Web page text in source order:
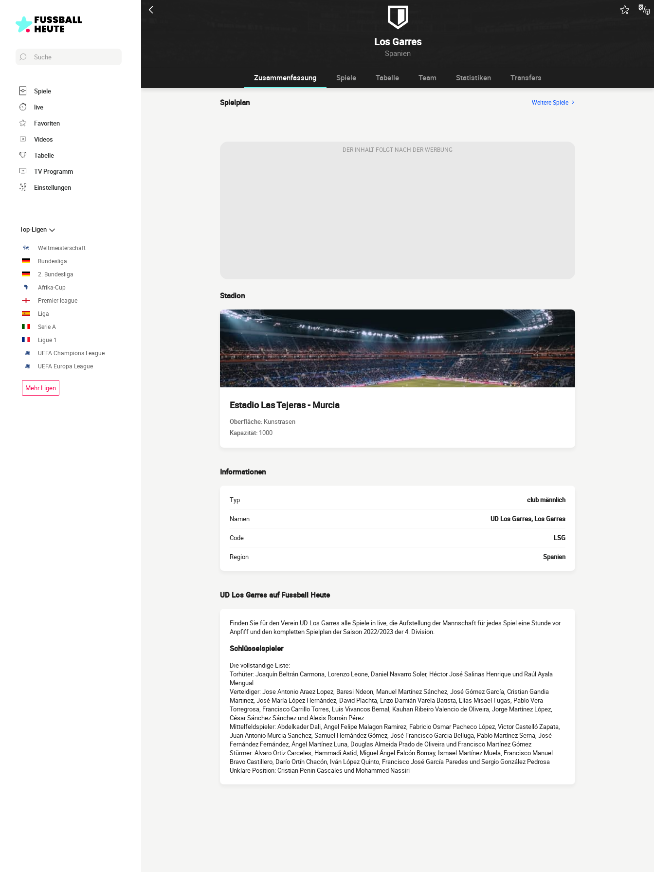
Los Garres
Spanien
Suche
Spiele
live
Favoriten
Videos
Tabelle
TV-Programm
Einstellungen
Top-Ligen
Weltmeisterschaft
Bundesliga
2. Bundesliga
Afrika-Cup
Premier league
Liga
Serie A
Ligue 1
UEFA Champions League
UEFA Europa League
Mehr Ligen
Zusammenfassung Spiele Tabelle Team Statistiken Transfers
Spielplan Weitere Spiele
DER INHALT FOLGT NACH DER WERBUNG
Stadion
Estadio Las Tejeras - Murcia
Oberfläche: Kunstrasen
Kapazität: 1000
Informationen
Typ club männlich
Namen UD Los Garres, Los Garres
Code LSG
Region Spanien
UD Los Garres auf Fussball Heute
Finden Sie für den Verein UD Los Garres alle Spiele in live, die Aufstellung der Mannschaft für jedes Spiel eine Stunde vor
Anpfiff und den kompletten Spielplan der Saison 2022/2023 der 4. Division.
Schlüsselspieler
Die vollständige Liste:
Torhüter: Joaquín Beltrán Carmona, Lorenzo Leone, Daniel Navarro Soler, Héctor José Salinas Henrique und Raúl Ayala
Mengual
Verteidiger: Jose Antonio Araez Lopez, Baresi Ndeon, Manuel Martínez Sánchez, José Gómez García, Cristian Gandia
Martinez, José María López Hernández, David Plachta, Enzo Damián Varela Batista, Elías Misael Fugas, Pablo Vera
Torregrosa, Francisco Carrillo Torres, Luis Vivancos Bernal, Kauhan Ribeiro Valencio de Oliveira, Jorge Martínez López,
César Sánchez Sánchez und Alexis Román Pérez
Mittelfeldspieler: Abdelkader Dali, Angel Felipe Malagon Ramirez, Fabricio Osmar Pacheco López, Victor Castelló Zapata,
Juan Antonio Murcia Sanchez, Samuel Hernández Gómez, José Francisco Garcia Belluga, Pablo Martínez Serna, José
Fernández Fernández, Ángel Martínez Luna, Douglas Almeida Prado de Oliveira und Francisco Martínez Gómez
Stürmer: Alvaro Ortiz Carceles, Hammadi Aatid, Miguel Ángel Falcón Bornay, Ismael Martínez Muela, Francisco Manuel
Bravo Castillero, Darío Ortín Chacón, Iván López Quinto, Francisco José García Paredes und Sergio González Pedrosa
Unklare Position: Cristian Penin Cascales und Mohammed Nassiri